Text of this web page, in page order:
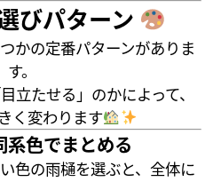
びパターン
かの定番パターンがありま
す。
立たせる」のかによって、
く変わります
系色でまとめる
色の雨樋を選ぶと、全体に